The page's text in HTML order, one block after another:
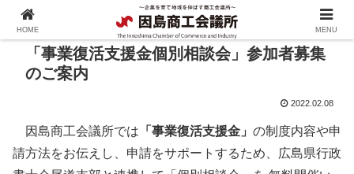
「事業復活支援金個別相談会」参加者募集
のご案内
2022.02.08
因島商工会議所では 「事業復活支援金」 の制度内容や申
請方法をお伝えし、申請をサポートするため、広島県行政
HOME MENU